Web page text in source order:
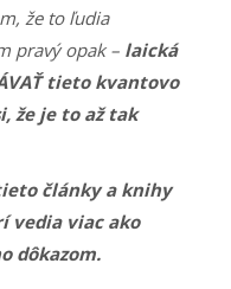
že to ľudia
pravý opak – laická
tieto kvantovo
že je to až tak
články a knihy
vedia viac ako
dôkazom.